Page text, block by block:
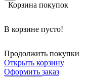
Корзина покупок
В корзине пусто!
Продолжить покупки
Открыть корзину
Оформить заказ